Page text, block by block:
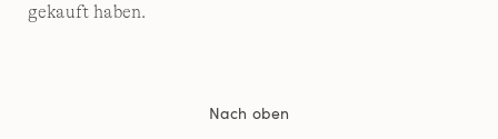
gekauft haben.
Nach oben